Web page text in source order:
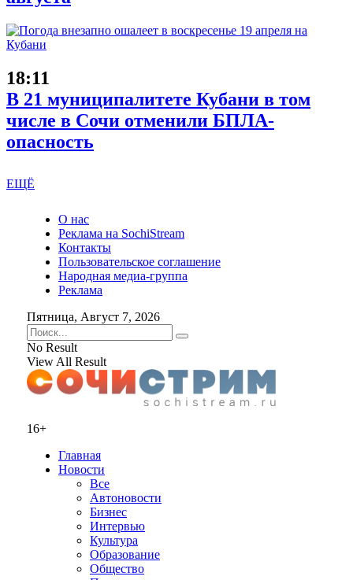
18:11
В 21 муниципалитете Кубани в том
числе в Сочи отменили БПЛА-
опасность
ЕЩЁ
О нас
Реклама на SochiStream
Контакты
Пользовательское соглашение
Народная медиа-группа
Реклама
Пятница, Август 7, 2026
No Result
View All Result
16+
Главная
Новости
Все
Автоновости
Бизнес
Интервью
Культура
Образование
Общество